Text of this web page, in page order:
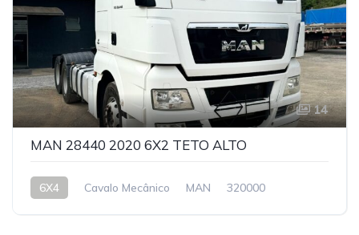
14
MAN 28440 2020 6X2 TETO ALTO
6X4 Cavalo Mecânico MAN 320000